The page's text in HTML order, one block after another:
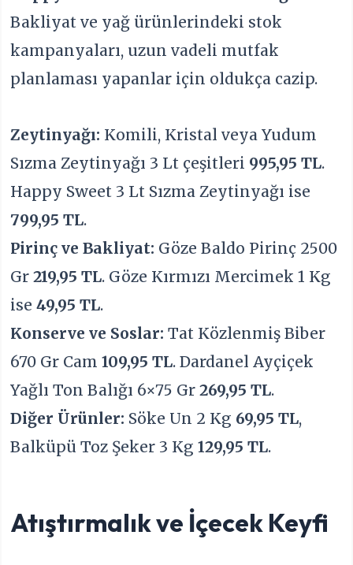
Bakliyat ve yağ ürünlerindeki stok
kampanyaları, uzun vadeli mutfak
planlaması yapanlar için oldukça cazip.
Zeytinyağı: Komili, Kristal veya Yudum
Sızma Zeytinyağı 3 Lt çeşitleri 995,95 TL.
Happy Sweet 3 Lt Sızma Zeytinyağı ise
799,95 TL.
Pirinç ve Bakliyat: Göze Baldo Pirinç 2500
Gr219,95 TL. Göze Kırmızı Mercimek 1 Kg
ise49,95 TL.
Konserve ve Soslar: Tat Közlenmiş Biber
670 Gr Cam109,95 TL. Dardanel Ayçiçek
Yağlı Ton Balığı 6×75 Gr269,95 TL.
Diğer Ürünler: Söke Un 2 Kg 69,95 TL,
Balküpü Toz Şeker 3 Kg129,95 TL.
Atıştırmalık ve İçecek Keyfi